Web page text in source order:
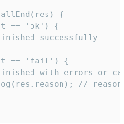
{
== 'ok') {
successfully
== 'fail') {
with errors or
//